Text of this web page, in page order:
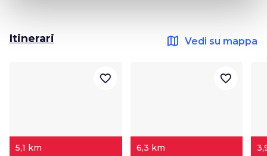
Itinerari map Vedi su mappa
5,1 km
favorite_border
6,3 km
favorite_border